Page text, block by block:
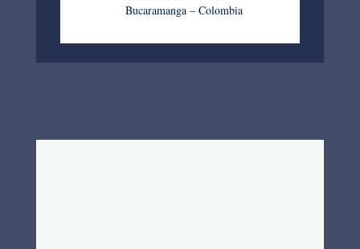
Bucaramanga – Colombia